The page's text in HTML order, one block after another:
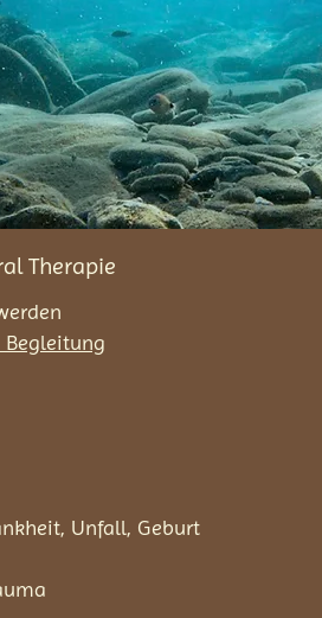
Therapie
Begleitung
Unfall, Geburt